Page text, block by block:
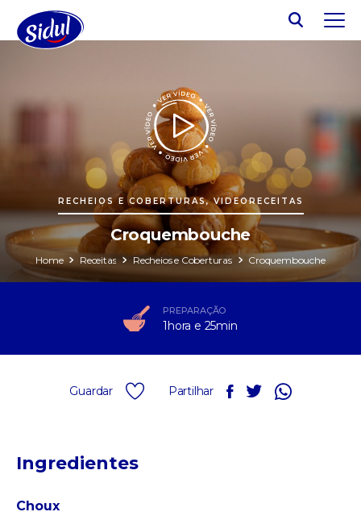
RECHEIOS E COBERTURAS, VIDEORECEITAS
Croquembouche
Home Receitas Recheios e Coberturas Croquembouche
PREPARAÇÃO
1hora e 25min
Guardar Partilhar
Ingredientes
Choux